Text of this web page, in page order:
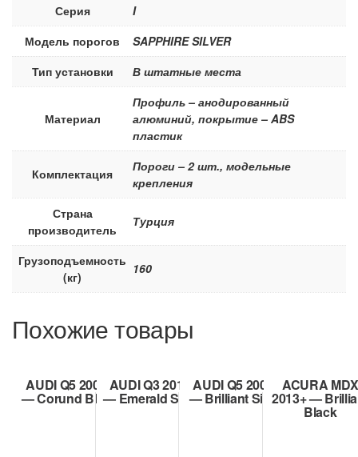
Серия
I
Модель порогов
SAPPHIRE SILVER
Тип установки
В штатные места
Материал
Профиль – анодированный
алюминий, покрытие – ABS
пластик
Комплектация
Пороги – 2 шт., модельные
крепления
Страна
производитель
Турция
Грузоподъемность
(кг)
160
Похожие товары
AUDI Q5 2008+
— Corund Black
AUDI Q3 2011+
— Emerald Silver
AUDI Q5 2008+
— Brilliant Silver
ACURA MDX
2013+ —
Black